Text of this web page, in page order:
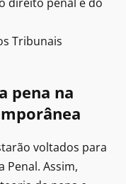
Tribunais
pena na
voltados para
Penal. Assim,